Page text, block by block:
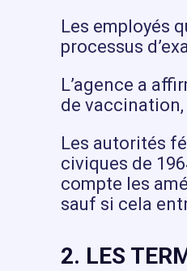
Les employés
processus
L’agence a
de
Les autorités
civiques de
compte les
sauf si cela
2. LES